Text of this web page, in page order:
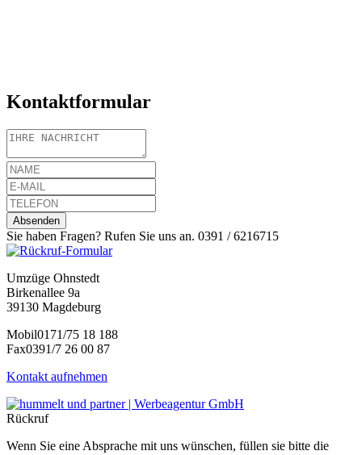
Kontaktformular
Sie haben Fragen? Rufen Sie uns an. 0391 / 6216715
Umzüge Ohnstedt
Birkenallee 9a
39130 Magdeburg
Mobil0171/75 18 188
Fax0391/7 26 00 87
Kontakt aufnehmen
Rückruf
Wenn Sie eine Absprache mit uns wünschen, füllen sie bitte die